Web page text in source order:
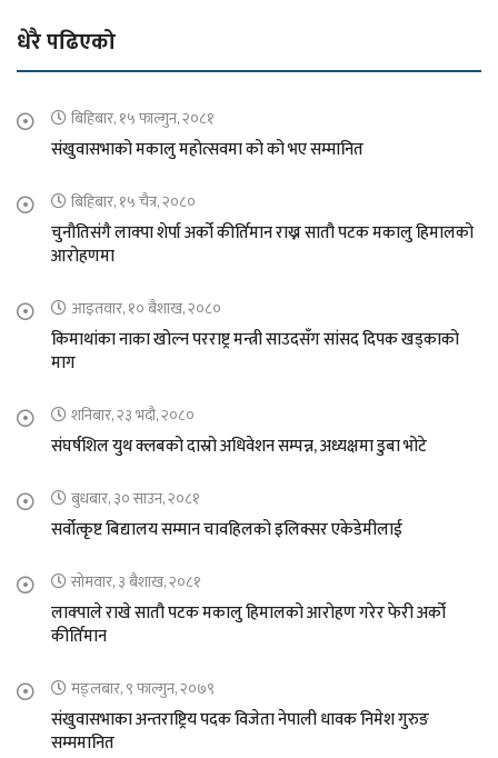
धेरै पढिएको
बिहिबार, १५ फाल्गुन, २०८१
संखुवासभाको मकालु महोत्सवमा को को भए सम्मानित
बिहिबार, १५ चैत्र, २०८०
चुनौतिसंगै लाक्पा शेर्पा अर्को कीर्तिमान राख्न सातौ पटक मकालु हिमालको
आरोहणमा
आइतवार, १० बैशाख, २०८०
किमाथांका नाका खोल्न परराष्ट्र मन्त्री साउदसँग सांसद दिपक खड्काको
माग
शनिबार, २३ भदौ, २०८०
संघर्षशिल युथ क्लबको दास्रो अधिवेशन सम्पन्न, अध्यक्षमा डुबा भोटे
बुधबार, ३० साउन, २०८१
सर्वोत्कृष्ट बिद्यालय सम्मान चावहिलको इलिक्सर एकेडेमीलाई
सोमवार, ३ बैशाख, २०८१
लाक्पाले राखे सातौ पटक मकालु हिमालको आरोहण गरेर फेरी अर्को
कीर्तिमान
मङ्लबार, ९ फाल्गुन, २०७९
संखुवासभाका अन्तराष्ट्रिय पदक विजेता नेपाली धावक निमेश गुरुङ
सम्ममानित